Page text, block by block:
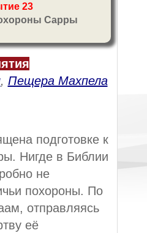
23
Сарры
, Пещера Махпела
подготовке к
Нигде в Библии
не
похороны. По
отправляясь
её